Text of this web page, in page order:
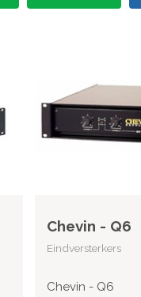
Chevin - Q6
Eindversterkers
Chevin - Q6